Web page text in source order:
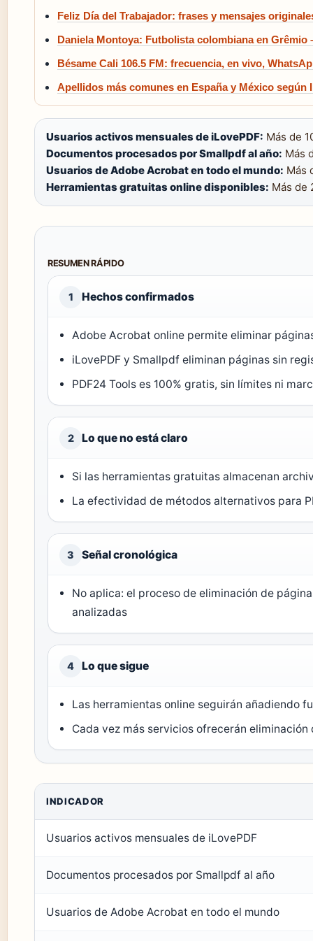
Feliz Día del Trabajador: frases y mensajes
Daniela Montoya: Futbolista colombiana en Grêmio
Bésame Cali 106.5 FM: frecuencia, en vivo,
Apellidos más comunes en España y México según
Usuarios activos mensuales de iLovePDF: Más de
Documentos procesados por Smallpdf al año: Más
Usuarios de Adobe Acrobat en todo el mundo: Más
Herramientas gratuitas online disponibles: Más de
RESUMEN RÁPIDO
1 Hechos confirmados
Adobe Acrobat online permite eliminar
iLovePDF y Smallpdf eliminan páginas sin
PDF24 Tools es 100% gratis, sin límites ni
2 Lo que no está claro
Si las herramientas gratuitas almacenan
La efectividad de métodos alternativos para
3 Señal cronológica
No aplica: el proceso de eliminación de
analizadas
4 Lo que sigue
Las herramientas online seguirán añadiendo
Cada vez más servicios ofrecerán
INDICADOR
Usuarios activos mensuales de iLovePDF
Documentos procesados por Smallpdf al año
Usuarios de Adobe Acrobat en todo el mundo